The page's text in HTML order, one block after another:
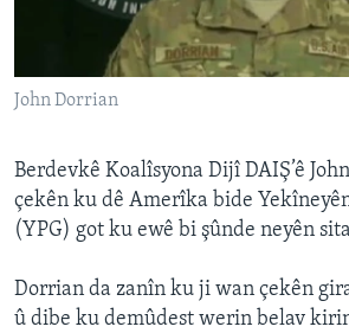
ÇAND Û HUNER
SORANÎ
Learning English
FOLLOW US
John Dorrian
Berdevkê Koalîsyona Dijî DAIŞ’ê
çekên ku dê Amerîka bide
(YPG) got ku ewê bi şûnde neyên
Dorrian da zanîn ku ji wan çekên
û dibe ku demûdest werin belav